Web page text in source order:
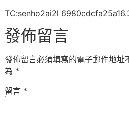
TC:senho2ai2l
發佈留言
發佈留言必須填寫的電子郵件地址
為 *
留言 *